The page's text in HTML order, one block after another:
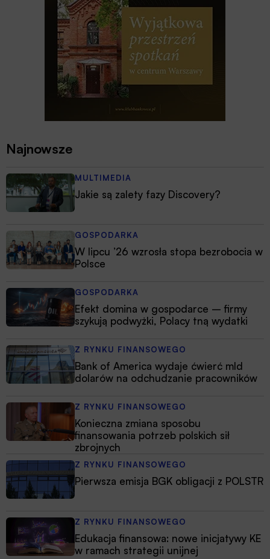
Najnowsze
MULTIMEDIA
Jakie są zalety fazy Discovery?
GOSPODARKA
W lipcu ’26 wzrosła stopa bezrobocia w
Polsce
GOSPODARKA
Efekt domina w gospodarce – firmy
szykują podwyżki, Polacy tną wydatki
Z RYNKU FINANSOWEGO
Bank of America wydaje ćwierć mld
dolarów na odchudzanie pracowników
Z RYNKU FINANSOWEGO
Konieczna zmiana sposobu
finansowania potrzeb polskich sił
zbrojnych
Z RYNKU FINANSOWEGO
Pierwsza emisja BGK obligacji z POLSTR
Z RYNKU FINANSOWEGO
Edukacja finansowa: nowe inicjatywy KE
w ramach strategii unijnej